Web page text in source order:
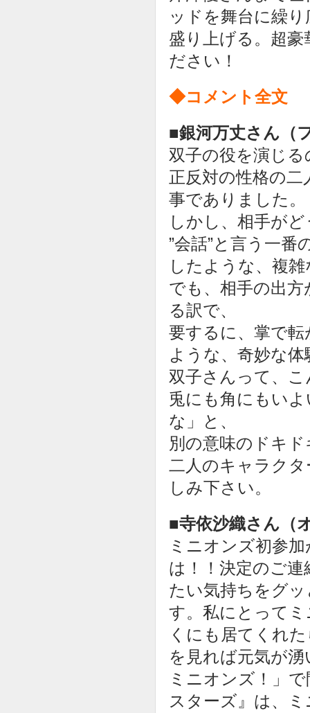
ッドを舞台に繰
盛り上げる。超
ださい！
◆コメント全文
■銀河万丈さん（
双子の役を演じ
正反対の性格の
事でありました。
しかし、相手が
”会話”と言う一
したような、複
でも、相手の出
る訳で、
要するに、掌で
ような、奇妙な
双子さんって、
兎にも角にもい
な」と、
別の意味のドキ
二人のキャラク
しみ下さい。
■寺依沙織さん（
ミニオンズ初参
は！！決定のご
たい気持ちをグ
す。私にとって
くにも居てくれ
を見れば元気が
ミニオンズ！」
スターズ』は、